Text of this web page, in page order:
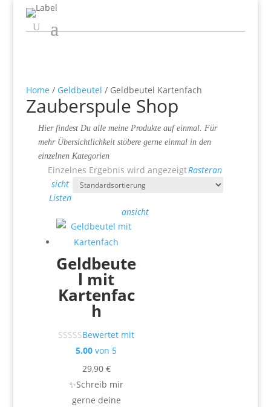
Home / Geldbeutel / Geldbeutel Kartenfach
Zauberspule Shop
Hier findest Du alle meine Produkte auf einmal. Für
mehr Übersichtlichkeit stöbere gerne einmal in den
einzelnen Kategorien
Einzelnes Ergebnis wird angezeigtRasteran
sicht
Listen
ansicht
Geldbeute
l mit
Kartenfac
h
Bewertet mit
5.00 von 5
29,90 €
✨Schreib mir
gerne deine